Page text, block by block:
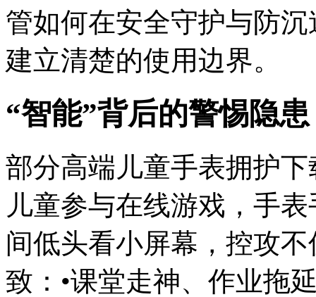
管如何在安全守护与防
建立清楚的使用边界。
“智能”背后的警惕隐患
部分高端儿童手表拥护
儿童参与在线游戏，手
间低头看小屏幕，控攻不
致：•课堂走神、作业拖